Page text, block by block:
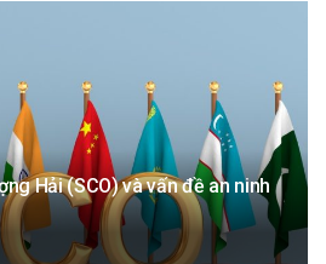
Hải (SCO) và vấn đề an ninh